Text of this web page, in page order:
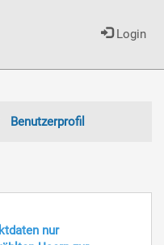
Login
Benutzerprofil
nur